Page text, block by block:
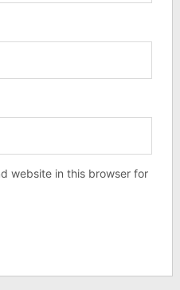
website in this browser for